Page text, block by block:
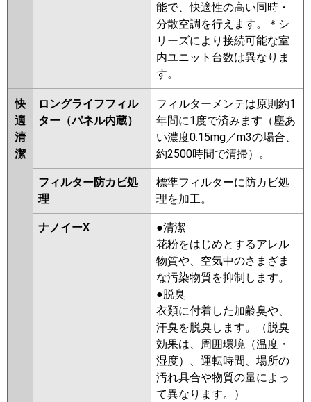
能で、快適性の高い同時・
分散空調を行えます。＊シ
リーズにより接続可能な室
内ユニット台数は異なりま
す。
快
適
清
潔
ロングライフフィル
ター（パネル内蔵）
フィルターメンテは原則約1
年間に1度で済みます（塵あ
い濃度0.15mg／m3の場合、
約2500時間で清掃）。
フィルター防カビ処
理
標準フィルターに防カビ処
理を加工。
ナノイーX
●清潔
花粉をはじめとするアレル
物質や、空気中のさまざま
な汚染物質を抑制します。
●脱臭
衣類に付着した加齢臭や、
汗臭を脱臭します。（脱臭
効果は、周囲環境（温度・
湿度）、運転時間、場所の
汚れ具合や物質の量によっ
て異なります。）